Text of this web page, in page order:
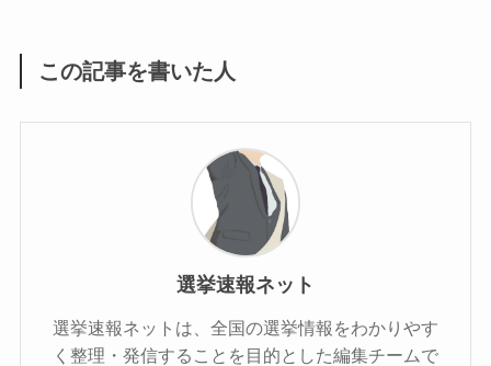
この記事を書いた人
選挙速報ネット
選挙速報ネットは、全国の選挙情報をわかりやす
く整理・発信することを目的とした編集チームで